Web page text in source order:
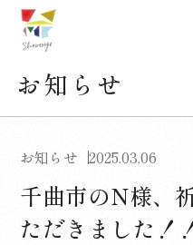
お知らせ
お知らせ 2025.03.06
千曲市のN様、
ただきました！